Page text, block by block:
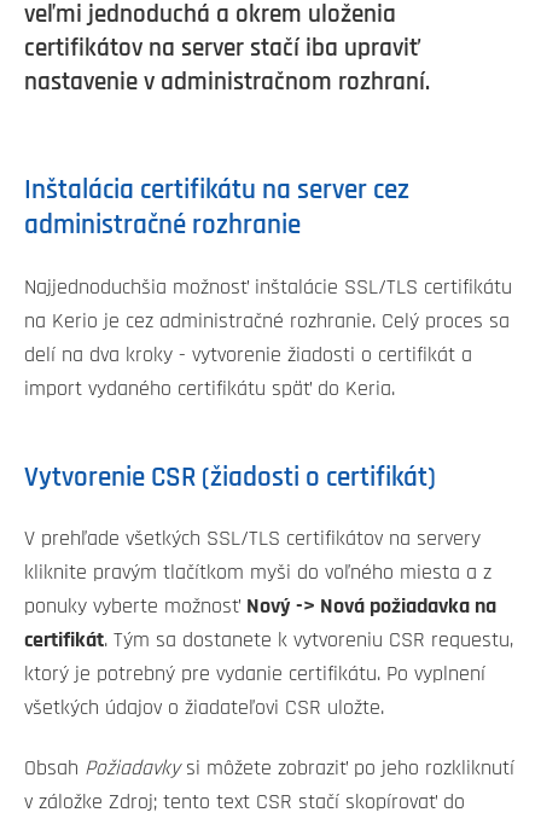
veľmi jednoduchá a okrem uloženia
certifikátov na server stačí iba upraviť
nastavenie v administračnom rozhraní.
Inštalácia certifikátu na server cez
administračné rozhranie
Najjednoduchšia možnosť inštalácie SSL/TLS certifikátu
na Kerio je cez administračné rozhranie. Celý proces sa
delí na dva kroky - vytvorenie žiadosti o certifikát a
import vydaného certifikátu späť do Keria.
Vytvorenie CSR (žiadosti o certifikát)
V prehľade všetkých SSL/TLS certifikátov na servery
kliknite pravým tlačítkom myši do voľného miesta a z
ponuky vyberte možnosť Nový -> Nová požiadavka na
certifikát. Tým sa dostanete k vytvoreniu CSR requestu,
ktorý je potrebný pre vydanie certifikátu. Po vyplnení
všetkých údajov o žiadateľovi CSR uložte.
Obsah Požiadavkysi môžete zobraziť po jeho rozkliknutí
v záložke Zdroj; tento text CSR stačí skopírovať do